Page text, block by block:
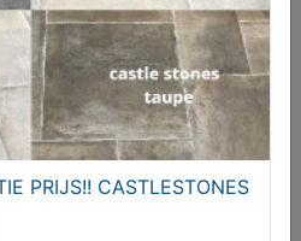
Svenska 20x20 keramische
PRIJS!! CASTLESTONES